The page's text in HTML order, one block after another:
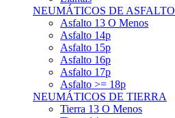
NEUMÁTICOS DE ASFALTO
Asfalto 13 O Menos
Asfalto 14p
Asfalto 15p
Asfalto 16p
Asfalto 17p
Asfalto >= 18p
NEUMÁTICOS DE TIERRA
Tierra 13 O Menos